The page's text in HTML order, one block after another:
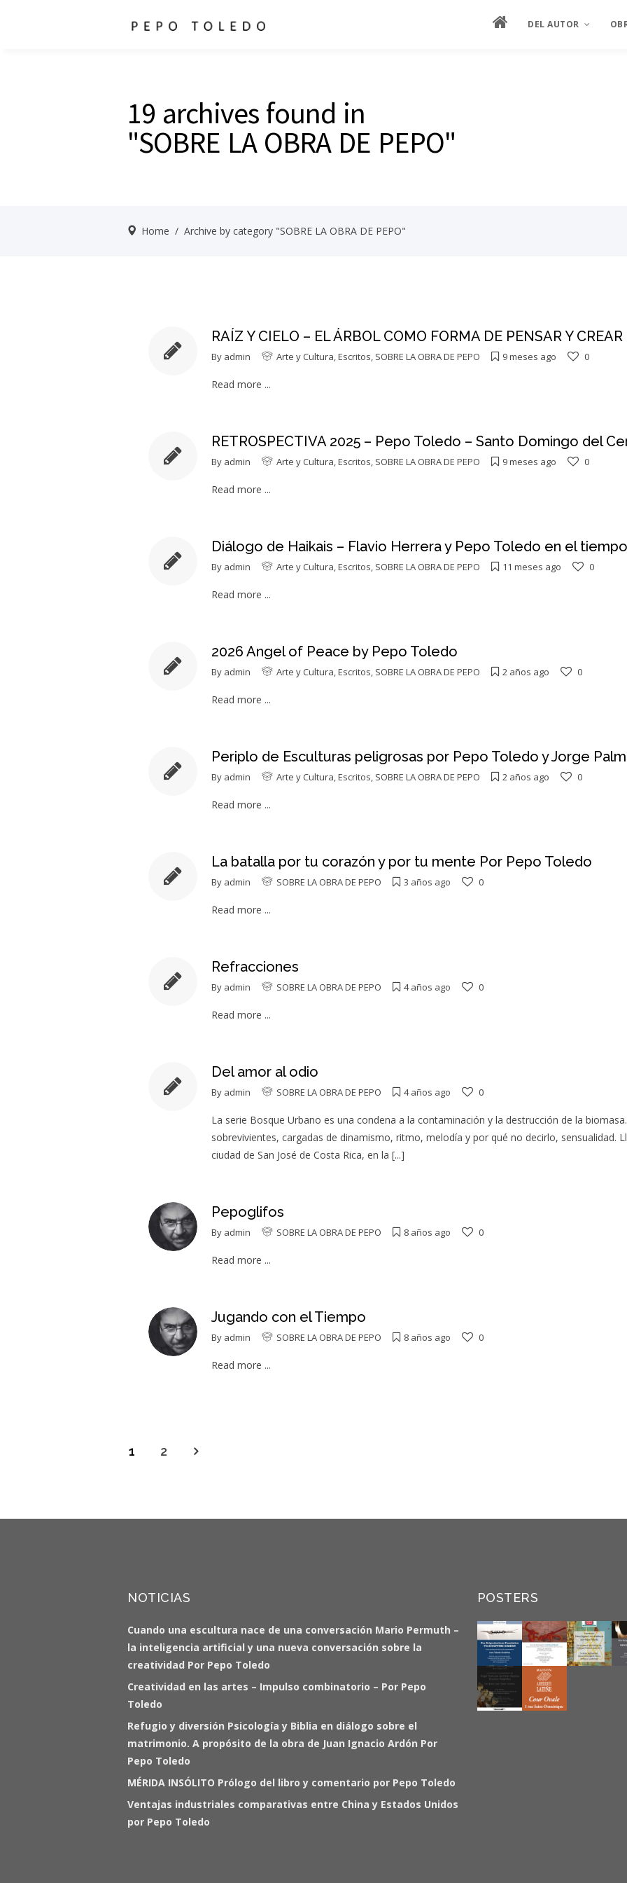
DEL AUTOR
19 archives found in
"SOBRE LA OBRA DE PEPO"
Home / Archive by category "SOBRE LA OBRA DE PEPO"
RAÍZ Y CIELO – EL ÁRBOL COMO FORMA DE PENSAR Y CREAR
By admin Arte y Cultura,Escritos, SOBRE LA OBRA DE PEPO 9 meses ago 0
Read more ...
RETROSPECTIVA 2025 – Pepo Toledo – Santo Domingo del
By admin Arte y Cultura,Escritos, SOBRE LA OBRA DE PEPO 9 meses ago 0
Read more ...
Diálogo de Haikais – Flavio Herrera y Pepo Toledo en el tiempo
By admin Arte y Cultura,Escritos, SOBRE LA OBRA DE PEPO 11 meses ago 0
Read more ...
2026 Angel of Peace by Pepo Toledo
By admin Arte y Cultura,Escritos, SOBRE LA OBRA DE PEPO 2 años ago 0
Read more ...
Periplo de Esculturas peligrosas por Pepo Toledo y Jorge
By admin Arte y Cultura,Escritos, SOBRE LA OBRA DE PEPO 2 años ago 0
Read more ...
La batalla por tu corazón y por tu mente Por Pepo Toledo
By admin SOBRE LA OBRA DE PEPO 3 años ago 0
Read more ...
Refracciones
By admin SOBRE LA OBRA DE PEPO 4 años ago 0
Read more ...
Del amor al odio
By admin SOBRE LA OBRA DE PEPO 4 años ago 0
La serie Bosque Urbano es una condena a la contaminación y la destrucción de la
sobrevivientes, cargadas de dinamismo, ritmo, melodía y por qué no decirlo, sensualidad.
ciudad de San José de Costa Rica, en la [...]
Pepoglifos
By admin SOBRE LA OBRA DE PEPO 8 años ago 0
Read more ...
Jugando con el Tiempo
By admin SOBRE LA OBRA DE PEPO 8 años ago 0
Read more ...
1 2
NOTICIAS
Cuando una escultura nace de una conversación Mario Permuth –
la inteligencia artificial y una nueva conversación sobre la
creatividad Por Pepo Toledo
Creatividad en las artes – Impulso combinatorio – Por Pepo
Toledo
Refugio y diversión Psicología y Biblia en diálogo sobre el
matrimonio. A propósito de la obra de Juan Ignacio Ardón Por
Pepo Toledo
MÉRIDA INSÓLITO Prólogo del libro y comentario por Pepo Toledo
Ventajas industriales comparativas entre China y Estados Unidos
por Pepo Toledo
POSTERS